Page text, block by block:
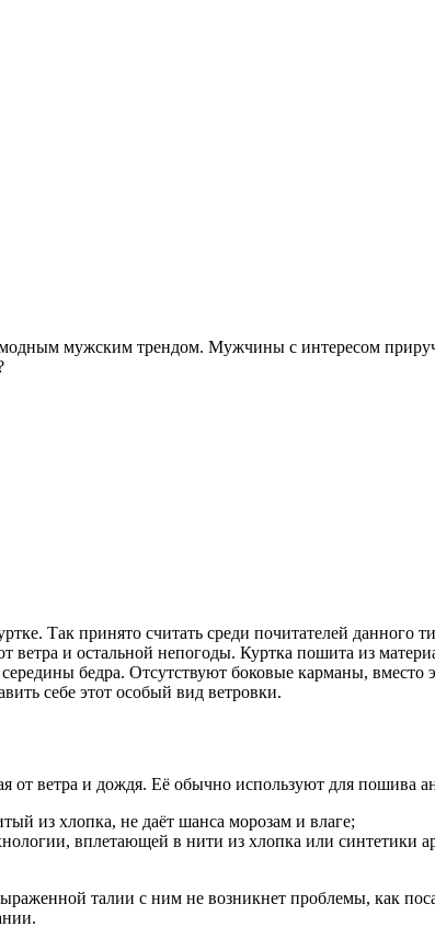
мужским трендом. Мужчины с интересом
Так принято считать среди почитателей данного
и остальной непогоды. Куртка пошита из
бедра. Отсутствуют боковые карманы, вместо
себе этот особый вид ветровки.
ветра и дождя. Её обычно используют для пошива
из хлопка, не даёт шанса морозам и влаге;
вплетающей в нити из хлопка или синтетики
талии с ним не возникнет проблемы, как